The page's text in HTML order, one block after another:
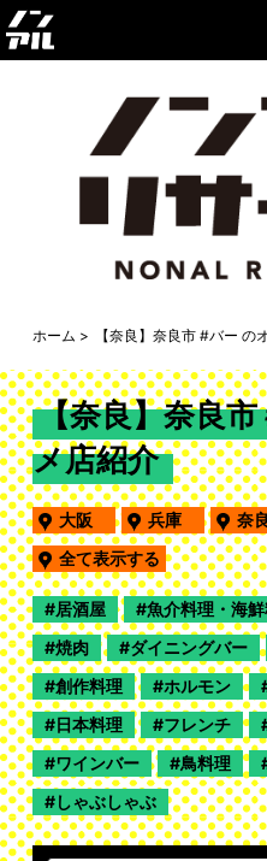
ホーム 【奈良】奈良市 #バー の
【奈良】奈良
メ店紹介
大阪 兵庫 奈
全て表示する
居酒屋 魚介料理・海
焼肉
ダイニングバー
創作料理
ホルモン
日本料理
フレンチ
ワインバー
鳥料理
しゃぶしゃぶ